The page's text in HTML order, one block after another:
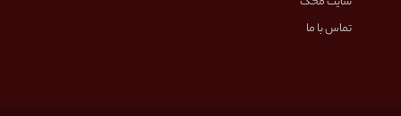
تماس با ما